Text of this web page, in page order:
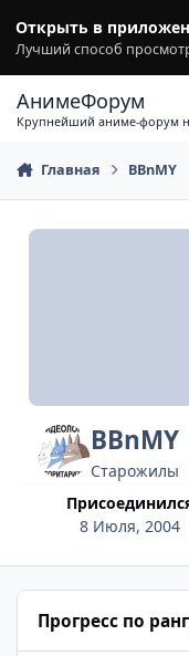
Открыть в
Лучший способ
АнимеФорум
Крупнейший аниме-форум
Главная BBnMY
BBnMY
Старожилы
8 Июля, 2004
Прогресс по